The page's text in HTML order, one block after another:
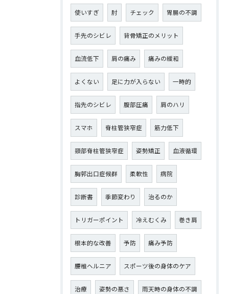
使いすぎ 肘 チェック 胃腸の不調
手先のシビレ 背骨矯正のメリット
血流低下 肩の痛み 痛みの緩和
よくない 足に力が入らない 一時的
指先のシビレ 腹部圧痛 肩のハリ
スマホ 脊柱管狭窄症 筋力低下
頸部脊柱管狭窄症 姿勢矯正 血液循環
胸郭出口症候群 柔軟性 病院
診断書 季節変わり 治るのか
トリガーポイント 冷えむくみ 巻き肩
根本的な改善 予防 痛み予防
腰椎ヘルニア スポーツ後の身体のケア
治療 姿勢の悪さ 雨天時の身体の不調